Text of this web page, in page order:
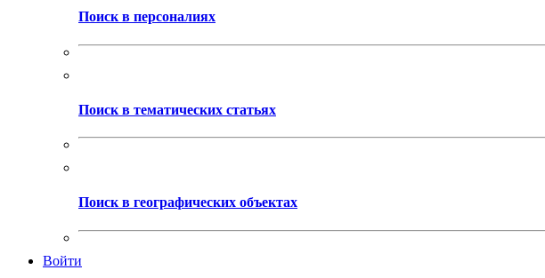
Поиск в персоналиях
Поиск в тематических статьях
Поиск в географических объектах
Войти